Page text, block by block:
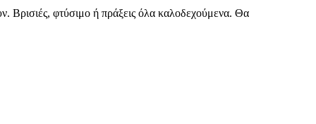
Βρισιές, φτύσιμο ή πράξεις όλα καλοδεχούμενα. Θα